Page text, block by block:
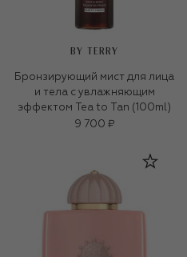
BY TERRY
Бронзирующий мист для лица
и тела с увлажняющим
эффектом Tea to Tan (100ml)
9 700 ₽